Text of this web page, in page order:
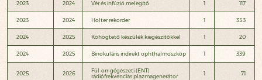
2023 2024 Vér és infúzió melegítő 1 117
2023 2024 Holter rekorder 1 353
2024 2025 Köhögtető készülék kiegészítőkkel 1 20
2024 2025 Binokuláris indirekt ophthalmoszkóp 1 339
2025 2026
Fül-orr-gégészeti (ENT)
rádiófrekvenciás plazmagenerátor
1 71